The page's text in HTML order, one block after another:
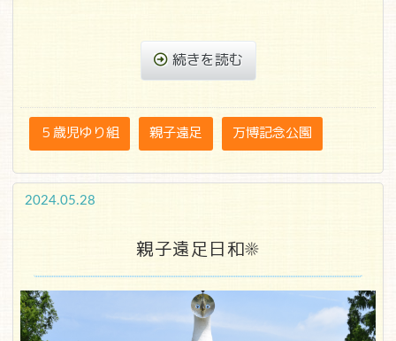
続きを読む
５歳児ゆり組 親子遠足 万博記念公園
2024.05.28
親子遠足日和☀